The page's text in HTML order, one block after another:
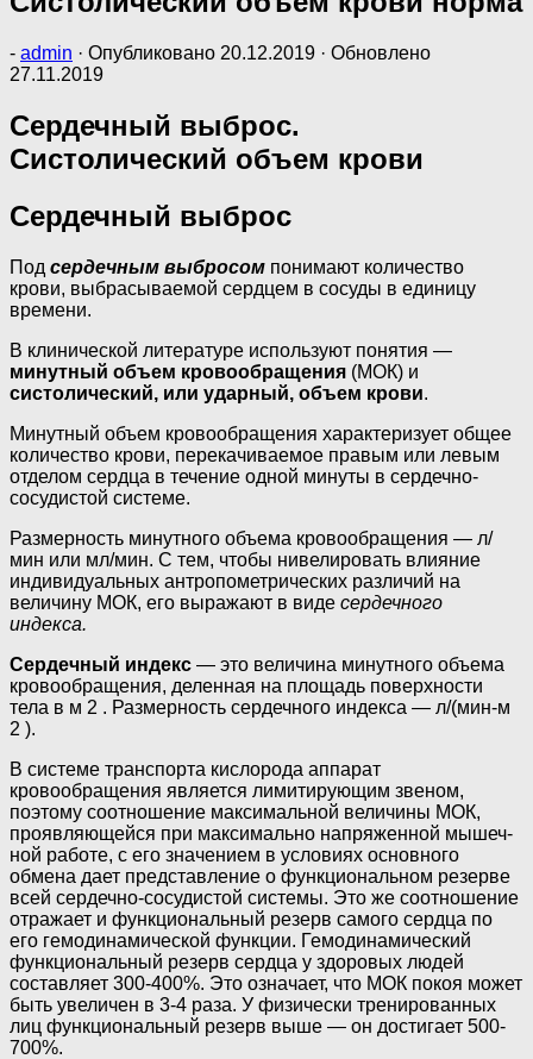
- admin · Опубликовано 20.12.2019 · Обновлено
27.11.2019
Сердечный выброс.
Систолический объем крови
Сердечный выброс
Под сердечным выбросом понимают количество
крови, выбрасываемой сердцем в сосуды в единицу
времени.
В кли­нической литературе используют понятия —
минутный объем крово­обращения (МОК) и
систолический, или ударный, объем крови.
Минутный объем кровообращения характеризует общее
количество крови, перекачиваемое правым или левым
отделом сердца в течение одной минуты в сердечно-
сосудистой системе.
Размерность минут­ного объема кровообращения — л/
мин или мл/мин. С тем, чтобы нивелировать влияние
индивидуальных антропометрических различий на
величину МОК, его выражают в виде сердечного
индекса.
Сер­дечный индекс — это величина минутного объема
кровообращения, деленная на площадь поверхности
тела в м 2 . Размерность сердечного индекса — л/(мин-м
2 ).
В системе транспорта кислорода аппарат
кровообращения является лимитирующим звеном,
поэтому соотношение максимальной вели­чины МОК,
проявляющейся при максимально напряженной мышеч­
ной работе, с его значением в условиях основного
обмена дает представление о функциональном резерве
всей сердечно-сосудистой системы. Это же соотношение
отражает и функциональный резерв самого сердца по
его гемодинамической функции. Гемодинамический
функциональный резерв сердца у здоровых людей
составляет 300-400%. Это означает, что МОК покоя может
быть увеличен в 3-4 раза. У физически тренированных
лиц функциональный резерв выше — он достигает 500-
700%.